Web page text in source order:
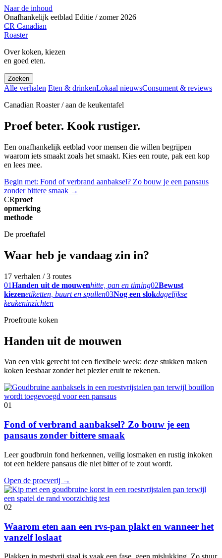
Naar de inhoud
Onafhankelijk eetblad Editie / zomer 2026
CR Canadian
Roaster
Over koken, kiezen
en goed eten.
Zoeken
Alle verhalen Eten & drinkenLokaal nieuwsConsument & reviews
Canadian Roaster / aan de keukentafel
Proef beter. Kook rustiger.
Een onafhankelijk eetblad voor mensen die willen begrijpen
waarom iets smaakt zoals het smaakt. Kies een route, pak een kop
en lees mee.
Begin met: Fond of verbrand aanbaksel? Zo bouw je een pansaus
zonder bittere smaak →
CRproef
opmerking
methode
De proeftafel
Waar heb je vandaag zin in?
17 verhalen / 3 routes
01Handen uit de mouwenhitte, pan en timing02Bewust
kiezenetiketten, buurt en spullen03Nog een slokdagelijkse
keukeninzichten
Proefroute koken
Handen uit de mouwen
Van een vlak gerecht tot een flexibele week: deze stukken maken
koken leesbaar zonder het plezier eruit te rekenen.
01
Fond of verbrand aanbaksel? Zo bouw je een
pansaus zonder bittere smaak
Leer goudbruin fond herkennen, veilig losmaken en rustig inkoken
tot een heldere pansaus die niet bitter of te zout wordt.
Open de proeverij →
02
Waarom eten aan een rvs-pan plakt en wanneer het
vanzelf loslaat